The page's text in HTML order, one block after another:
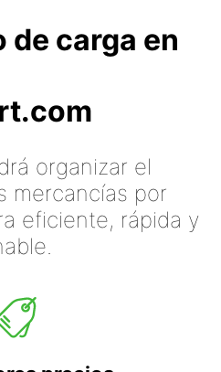
de carga en
organizar el
mercancías por
eficiente, rápida y